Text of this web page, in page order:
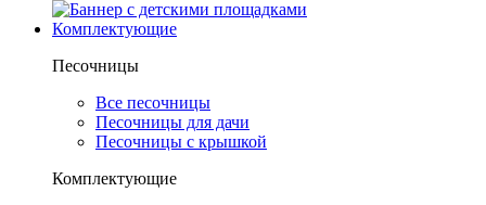
Комплектующие
Песочницы
Все песочницы
Песочницы для дачи
Песочницы с крышкой
Комплектующие